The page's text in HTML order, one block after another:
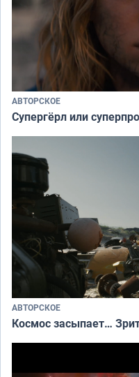
АВТОРСКОЕ
Супергёрл или
АВТОРСКОЕ
Космос засыпает…